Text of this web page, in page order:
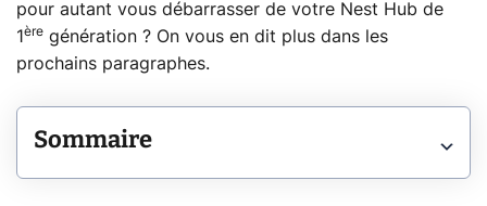
pour autant vous débarrasser de votre Nest Hub de
1 ère génération ? On vous en dit plus dans les
prochains paragraphes.
Sommaire